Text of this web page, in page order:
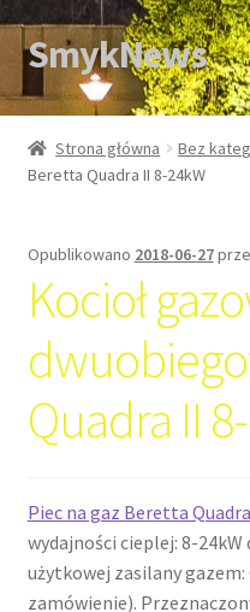
Przejdź
do
nawigacji
Przejdź
do
treści
SmykNews
Strona główna
Strona główna Bez
Beretta Quadra II 8-24kW
Opublikowano 2018-06-27
Kocioł
Quadra II
Piec na gaz Beretta Quadra
wydajności cieplej: 8-24kW
użytkowej zasilany gazem:
zamówienie).